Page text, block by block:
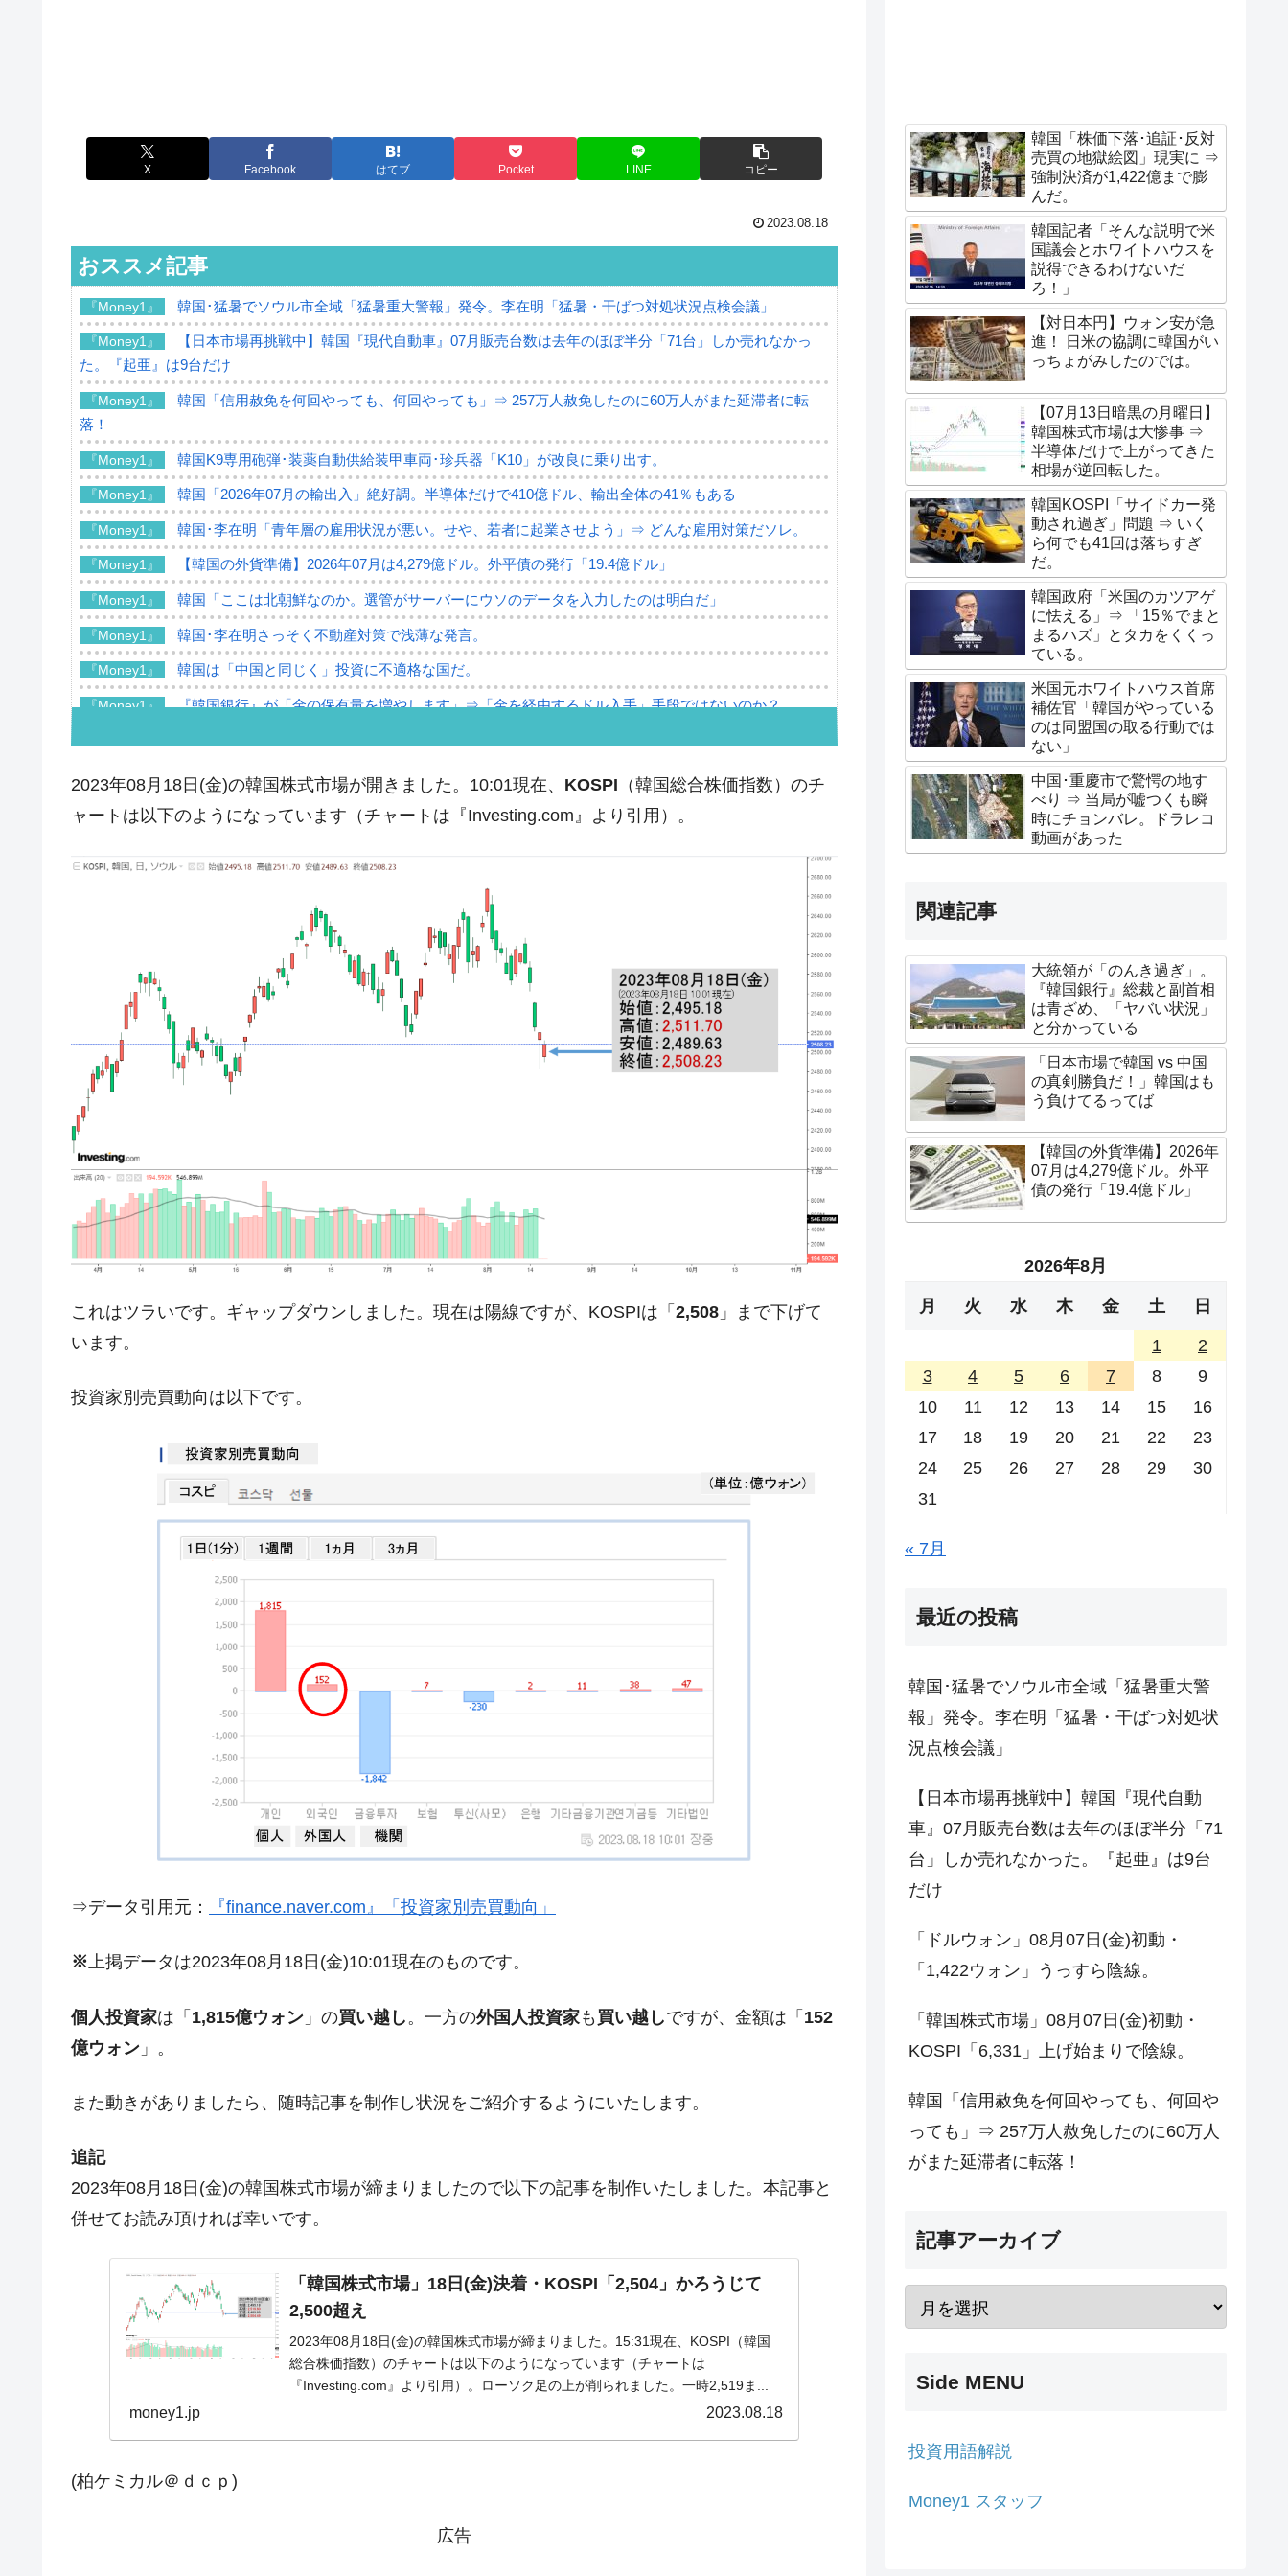
X Facebook はてブ Pocket LINE コピー
2023.08.18
おススメ記事
『Money1』 韓国･猛暑でソウル市全域「猛暑重大警報」発令。李在明「猛暑・干ばつ対処状況点検会議」
『Money1』
【日本市場再挑戦中】韓国『現代自動車』07月販売台数は去年のほぼ半分「71台」しか売れなかっ
た。『起亜』は9台だけ
『Money1』
韓国「信用赦免を何回やっても、何回やっても」⇒ 257万人赦免したのに60万人がまた延滞者に転
落！
『Money1』 韓国K9専用砲弾･装薬自動供給装甲車両･珍兵器「K10」が改良に乗り出す。
『Money1』 韓国「2026年07月の輸出入」絶好調。半導体だけで410億ドル、輸出全体の41％もある
『Money1』 韓国･李在明「青年層の雇用状況が悪い。せや、若者に起業させよう」⇒ どんな雇用対策だソレ。
『Money1』 【韓国の外貨準備】2026年07月は4,279億ドル。外平債の発行「19.4億ドル」
『Money1』 韓国「ここは北朝鮮なのか。選管がサーバーにウソのデータを入力したのは明白だ」
『Money1』 韓国･李在明さっそく不動産対策で浅薄な発言。
『Money1』 韓国は「中国と同じく」投資に不適格な国だ。
『Money1』 『韓国銀行』が「金の保有量を増やします」⇒「金を経由するドル入手」手段ではないのか？
『Money1』 韓国･帰ってきた李在明。李在明を支持しない「50.5％」に上昇
『Money1』
韓国大統領府ボンクラ政策室長が告発された ⇒ 国家が行った恐るべき株価操作であり、空前の国政
『Money1』 韓国･警察職員が「丸刈りになって抗議活動」
中国だけが鉄鋼輸出を異常増加させる ⇒ 中国の過剰生産が世界を蝕む。
韓国製造業「半導体絶好調」のウラで他業種は全般的「不調」⇒ PSIが示す現況は決して良くない。
『Money1』 【米韓激突案件】韓国消費者院が『クーパン』1人当たり賠償10万ウォンを認定 ⇒ 総額3兆7,000億
『Money1』 韓国で猛暑。南東部では干ばつ
『Money1』 韓国型イージス搭載の次世代駆逐艦「KDDX」1番艦、2032年竣工と公示
『Money1』 【対日本円】ウォン安が急進！ 日米の協調に韓国がいっちょがみしたのでは。
『Money1』
韓国政府『BYD』車への補助金を全廃 ⇒ 実は韓国で『BYD』車は売れている。6カ月で対前年同期比
『Money1』
在韓米国大使スティールが着韓！⇒ さっそく空港に詰めかけ「出て行け！」「極右勢力」のプラカー
ドを掲げる「在韓反米勢力」
『Money1』 韓国政府「2035年までに18.4GW規模のAIデータセンター整備」⇒ だから無理だってば。
『Money1』 JPモルガン「韓国レバレッジETFの清算はほぼ終わった」
『Money1』 韓国『国民年金公団』株価暴落で200兆蒸発。
『Money1』
『Money1』 韓国鉄鋼最大手『POSCO』ズブズブ沈む。営業利益80.2％も減少
米国下院「韓国の公務員個人をターゲットにぶん殴る法案」提出！⇒ クーパン問題は合衆国企業に対
する差別。許してはおかぬ
『Money1』 韓国ボンクラ政策室長･金容範、株価暴落に他人事のような発言。
韓国半導体『SKハイニックス』2026年2Qの業績「史上最高益」当期純利益は前年同期比13.4倍に。
【速報】韓国株式市場の暴落・本日07月29日(水)もサイドカー・サーキットブレイカーの二段コンボ
IT産業は人を雇用する効果は低い。全産業の半分未満しか雇用を生まない
韓国「株式市場が賭博場のように変質したのは政界の責任だ」
日本の誇る海洋資源調査船『白嶺』は先進技術の塊！
夏の甲子園、優勝校を最も多く輩出している都道府県とは？
今話題の「楽天ライオンズ」とは？
奇跡の毛色「白毛馬」とは？
Fact1 平成仮面ライダーの意外すぎるモチーフとは？
Fact1 甲子園通算本塁打、最多の清原に次いで多く打っている意外な選手とは？
Fact1 セレクトセールの高額取引馬が稼いだ金額とは？
2023年08月18日(金)の韓国株式市場が開きました。10:01現在、 KOSPI （韓国総合株価指数）のチ
ャートは以下のようになっています（チャートは『Investing.com』より引用）。
これはツラいです。ギャップダウンしました。現在は陽線ですが、KOSPIは「 2,508 」まで下げて
います。
投資家別売買動向は以下です。
⇒データ引用元： 『finance.naver.com』「投資家別売買動向」
※上掲データは2023年08月18日(金)10:01現在のものです。
個人投資家は「 1,815億ウォン 」の買い越し 。一方の外国人投資家も 買い越しですが、金額は「 152
億ウォン 」。
また動きがありましたら、随時記事を制作し状況をご紹介するようにいたします。
追記
2023年08月18日(金)の韓国株式市場が締まりましたので以下の記事を制作いたしました。本記事と
併せてお読み頂ければ幸いです。
「韓国株式市場」18日(金)決着・KOSPI「2,504」かろうじて
2,500超え
2023年08月18日(金)の韓国株式市場が締まりました。15:31現在、KOSPI（韓国
総合株価指数）のチャートは以下のようになっています（チャートは
『Investing.com』より引用）。ローソク足の上が削られました。一時2,519ま...
money1.jp 2023.08.18
(柏ケミカル＠ｄｃｐ)
広告
韓国「株価下落･追証･反対
売買の地獄絵図」現実に ⇒
強制決済が1,422億まで膨
んだ。
韓国記者「そんな説明で米
国議会とホワイトハウスを
説得できるわけないだ
ろ！」
【対日本円】ウォン安が急
進！ 日米の協調に韓国がい
っちょがみしたのでは。
【07月13日暗黒の月曜日】
韓国株式市場は大惨事 ⇒
半導体だけで上がってきた
相場が逆回転した。
韓国KOSPI「サイドカー発
動され過ぎ」問題 ⇒ いく
ら何でも41回は落ちすぎ
だ。
韓国政府「米国のカツアゲ
に怯える」⇒ 「15％でまと
まるハズ」とタカをくくっ
ている。
米国元ホワイトハウス首席
補佐官「韓国がやっている
のは同盟国の取る行動では
ない」
中国･重慶市で驚愕の地す
べり ⇒ 当局が嘘つくも瞬
時にチョンバレ。ドラレコ
動画があった
関連記事
大統領が「のんき過ぎ」。
『韓国銀行』総裁と副首相
は青ざめ、「ヤバい状況」
と分かっている
「日本市場で韓国 vs 中国
の真剣勝負だ！」韓国はも
う負けてるってば
【韓国の外貨準備】2026年
07月は4,279億ドル。外平
債の発行「19.4億ドル」
2026年8月
月 火 水 木 金 土 日
1
2
3
4 5 6 7 8
9
10
11 12 13 14 15
16
17
18 19 20 21 22
23
24
25 26 27 28 29
30
31
« 7月
最近の投稿
韓国･猛暑でソウル市全域「猛暑重大警
報」発令。李在明「猛暑・干ばつ対処状
況点検会議」
【日本市場再挑戦中】韓国『現代自動
車』07月販売台数は去年のほぼ半分「71
台」しか売れなかった。『起亜』は9台
だけ
「ドルウォン」08月07日(金)初動・
「1,422ウォン」うっすら陰線。
「韓国株式市場」08月07日(金)初動・
KOSPI「6,331」上げ始まりで陰線。
韓国「信用赦免を何回やっても、何回や
っても」⇒ 257万人赦免したのに60万人
がまた延滞者に転落！
記事アーカイブ
Side MENU
投資用語解説
Money1 スタッフ